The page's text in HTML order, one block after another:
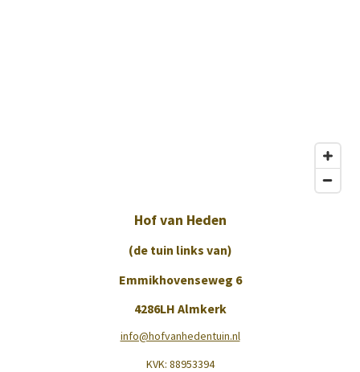
Hof van Heden
(de tuin links van)
Emmikhovenseweg 6
4286LH Almkerk
info@hofvanhedentuin.nl
KVK: 88953394